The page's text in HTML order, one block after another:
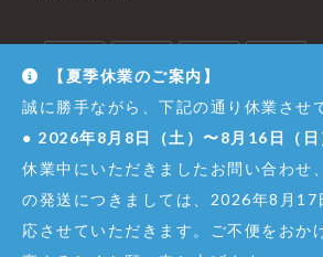
【夏季休業のご案内】
誠に勝手ながら、下記の通り休業させ
● 2026年8月8日（土）〜8月16日（日
休業中にいただきましたお問い合わせ
の発送につきましては、2026年8月17
応させていただきます。ご不便をおか